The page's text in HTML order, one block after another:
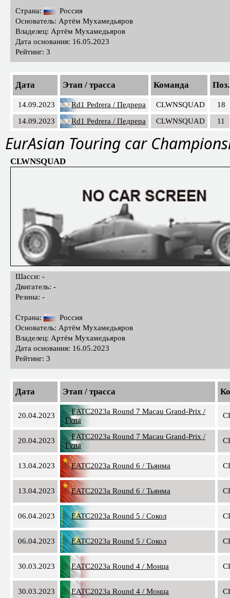
Страна:
Россия
Основатель: Артём Мухамедьяров
Владелец: Артём Мухамедьяров
Дата основания: 16.05.2023
Рейтинг: 3
Дата Этап / трасса Команда Поз.
14.09.2023 Rd1 Pedrera / Педрера CLWNSQUAD
18
14.09.2023
Rd1 Pedrera / Педрера CLWNSQUAD 11
EurAsian Touring car
CLWNSQUAD
Шасси: -
Двигатель: -
Резина: -
Страна:
Россия
Основатель: Артём Мухамедьяров
Владелец: Артём Мухамедьяров
Дата основания: 16.05.2023
Рейтинг: 3
Дата Этап / трасса
20.04.2023
EATC2023a Round 7 Macau Grand-Prix /
Гуиа
20.04.2023
EATC2023a Round 7 Macau Grand-Prix /
Гуиа
13.04.2023 EATC2023a Round 6 / Тьянма
13.04.2023 EATC2023a Round 6 / Тьянма
06.04.2023 EATC2023a Round 5 / Сокол
06.04.2023 EATC2023a Round 5 / Сокол
30.03.2023 EATC2023a Round 4 / Монца
30.03.2023 EATC2023a Round 4 / Монца